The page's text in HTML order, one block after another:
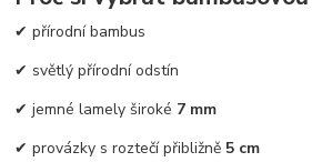
✔ přírodní bambus
✔ světlý přírodní odstín
✔ jemné lamely široké 7 mm
✔ provázky s roztečí přibližně 5 cm